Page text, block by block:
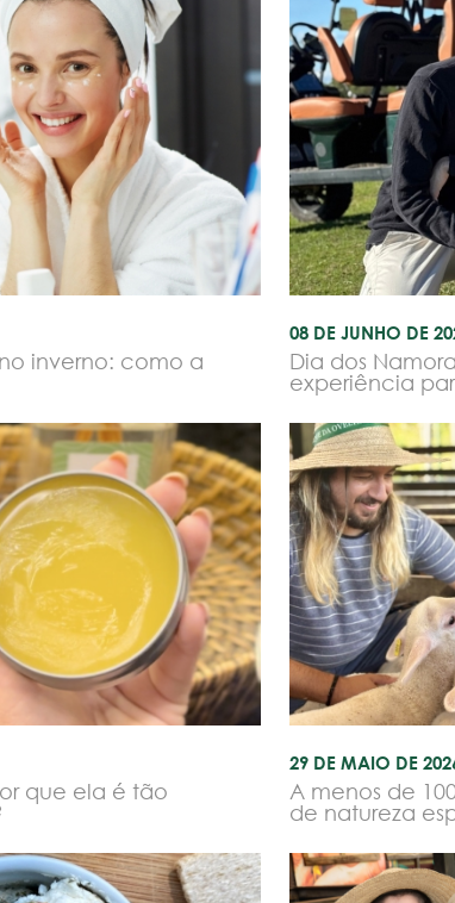
inverno: como a
08 DE JUNHO DE
Dia dos
experiência
que ela é tão
29 DE MAIO DE
A menos de
de natureza